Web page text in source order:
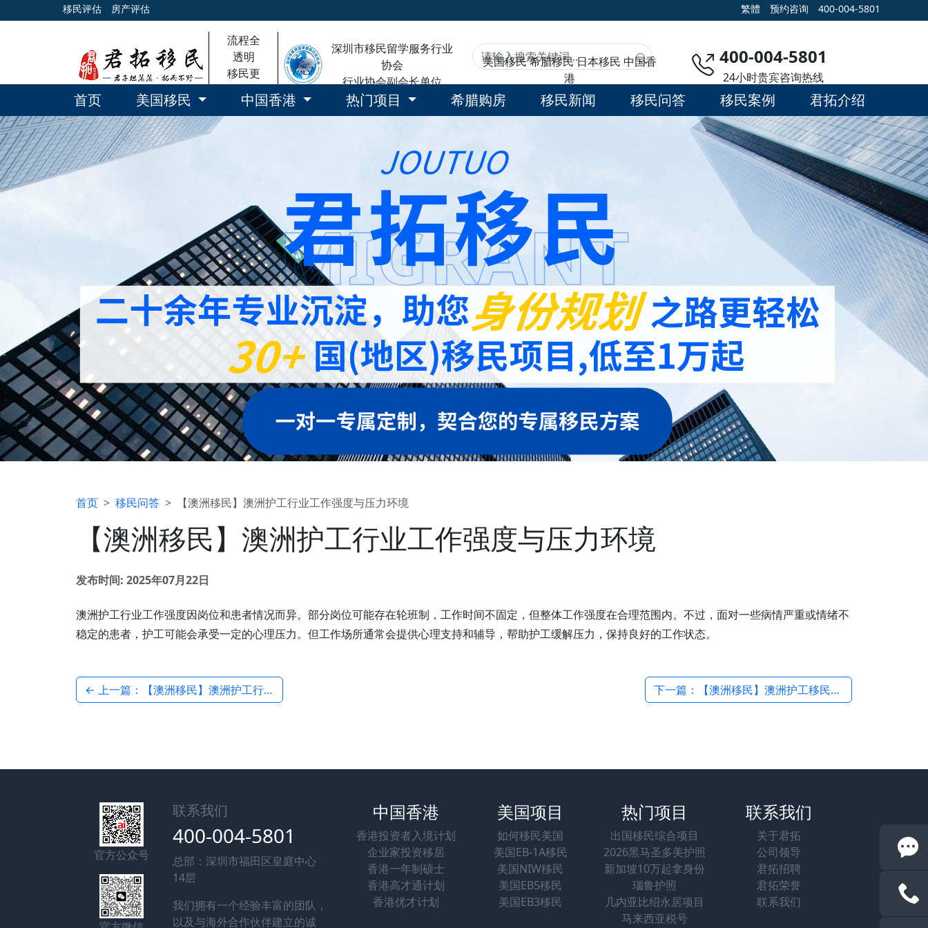
移民评估 房产评估 繁體 预约咨询 400-004-5801
流程全
透明
移民更
放心
深圳市移民留学服务行业
协会
行业协会副会长单位
美国移民希腊移民日本移民 中国香
港
400-004-5801
24小时贵宾咨询热线
首页 美国移民 中国香港 热门项目 希腊购房 移民新闻 移民问答 移民案例 君拓介绍
首页 移民问答 【澳洲移民】澳洲护工行业工作强度与压力环境
【澳洲移民】澳洲护工行业工作强度与压力环境
发布时间: 2025年07月22日
澳洲护工行业工作强度因岗位和患者情况而异。部分岗位可能存在轮班制，工作时间不固定，但整体工作强度在合理范围内。不过，面对一些病情严重或情绪不
稳定的患者，护工可能会承受一定的心理压力。但工作场所通常会提供心理支持和辅导，帮助护工缓解压力，保持良好的工作状态。
← 上一篇：【澳洲移民】澳洲护工行业工作人际关系环境 下一篇：【澳洲移民】澳洲护工移民在不同城市的生活成本对比 →
官方公众号
联系我们
400-004-5801
总部：深圳市福田区皇庭中心
14层
我们拥有一个经验丰富的团队，
以及与海外合作伙伴建立的诚
中国香港
香港投资者入境计划
企业家投资移居
香港一年制硕士
香港高才通计划
香港优才计划
美国项目
如何移民美国
美国EB-1A移民
美国NIW移民
美国EB5移民
美国EB3移民
热门项目
出国移民综合项目
2026黑马圣多美护照
新加坡10万起拿身份
瑙鲁护照
几内亚比绍永居项目
马来西亚税号
联系我们
关于君拓
公司领导
君拓招聘
君拓荣誉
联系我们